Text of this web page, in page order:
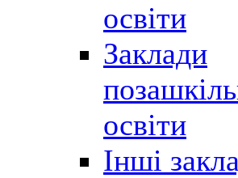
освіти
Заклади
освіти
Інші